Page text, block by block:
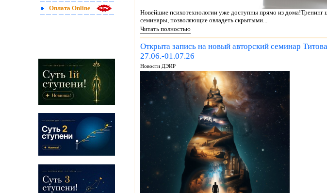
Оплата Online
Новейшие психотехнологии уже доступны прямо из дома!Тренинг
семинары, позволяющие овладеть скрытыми...
Читать полностью
Открыта запись на новый авторский семинар
27.06.-01.07.26
Новости ДЭИР